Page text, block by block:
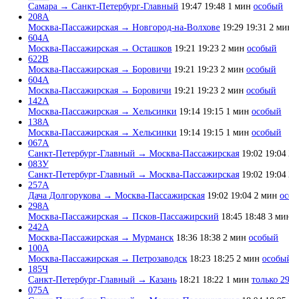
Самара → Санкт-Петербург-Главный 19:47 19:48 1 мин особый
208А
Москва-Пассажирская → Новгород-на-Волхове 19:29 19:31 2
604А
Москва-Пассажирская → Осташков 19:21 19:23 2 мин особый
622В
Москва-Пассажирская → Боровичи 19:21 19:23 2 мин особый
604А
Москва-Пассажирская → Боровичи 19:21 19:23 2 мин особый
142А
Москва-Пассажирская → Хельсинки 19:14 19:15 1 мин особый
138А
Москва-Пассажирская → Хельсинки 19:14 19:15 1 мин особый
067А
Санкт-Петербург-Главный → Москва-Пассажирская 19:02 19:04
083У
Санкт-Петербург-Главный → Москва-Пассажирская 19:02 19:04
257А
Дача Долгорукова → Москва-Пассажирская 19:02 19:04 2 мин
298А
Москва-Пассажирская → Псков-Пассажирский 18:45 18:48 3
242А
Москва-Пассажирская → Мурманск 18:36 18:38 2 мин особый
100А
Москва-Пассажирская → Петрозаводск 18:23 18:25 2 мин
185Ч
Санкт-Петербург-Главный → Казань 18:21 18:22 1 мин только
075А